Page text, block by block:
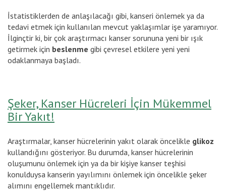
İstatistiklerden de anlaşılacağı gibi, kanseri önlemek ya da
tedavi etmek için kullanılan mevcut yaklaşımlar işe yaramıyor.
İlginçtir ki, bir çok araştırmacı kanser sorununa yeni bir ışık
getirmek için beslenme gibi çevresel etkilere yeni yeni
odaklanmaya başladı.
Şeker, Kanser Hücreleri İçin Mükemmel
Bir Yakıt!
Araştırmalar, kanser hücrelerinin yakıt olarak öncelikle glikoz
kullandığını gösteriyor. Bu durumda, kanser hücrelerinin
oluşumunu önlemek için ya da bir kişiye kanser teşhisi
konulduysa kanserin yayılımını önlemek için öncelikle şeker
alımını engellemek mantıklıdır.